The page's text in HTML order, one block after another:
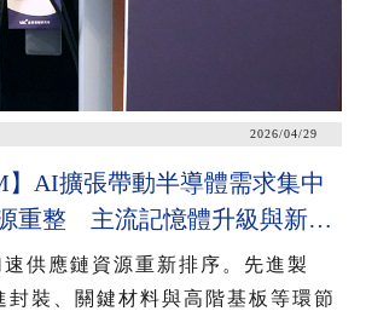
2026/04/29
】AI擴張帶動半導體需求集中
重整 主流記憶體升級與新興
提升AI資料調用效率
供應鏈資源重新排序。先進製
裝、關鍵材料與高階基板等環節